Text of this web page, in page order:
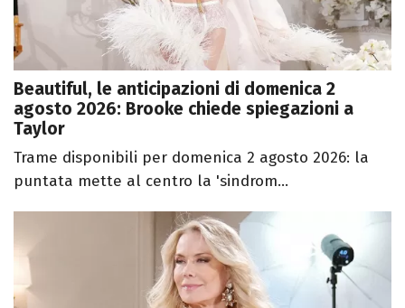
Beautiful, le anticipazioni di domenica 2
agosto 2026: Brooke chiede spiegazioni a
Taylor
Trame disponibili per domenica 2 agosto 2026: la
puntata mette al centro la 'sindrom...